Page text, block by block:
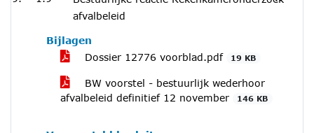
afvalbeleid
Bijlagen
Dossier 12776 voorblad.pdf
19 KB
BW voorstel - bestuurlijk wederhoor
afvalbeleid definitief 12 november
146 KB